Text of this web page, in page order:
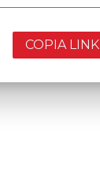
COPIA LINK